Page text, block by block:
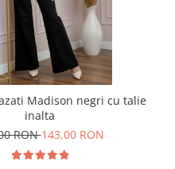
Madison negri cu talie
inalta
RON143,00 RON